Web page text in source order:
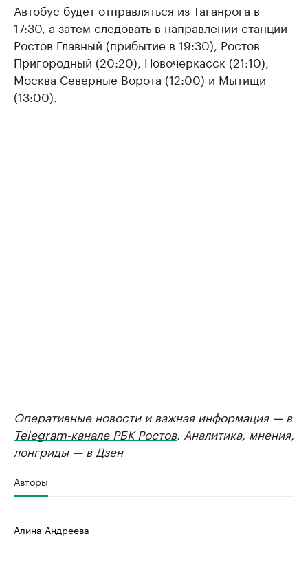
Автобус будет отправляться из Таганрога в
17:30, а затем следовать в направлении станции
Ростов Главный (прибытие в 19:30), Ростов
Пригородный (20:20), Новочеркасск (21:10),
Москва Северные Ворота (12:00) и Мытищи
(13:00).
Оперативные новости и важная информация — в
Telegram-канале РБК Ростов. Аналитика, мнения,
лонгриды — в Дзен
Авторы
Алина Андреева